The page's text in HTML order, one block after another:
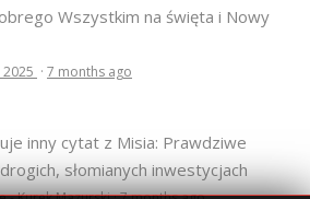
Wszystkim na święta i Nowy
2025 · 7 months ago
inny cytat z Misia: Prawdziwe
słomianych inwestycjach